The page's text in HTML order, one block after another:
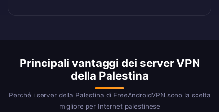
Principali vantaggi dei server VPN
della Palestina
Perché i server della Palestina di FreeAndroidVPN sono la scelta
migliore per Internet palestinese